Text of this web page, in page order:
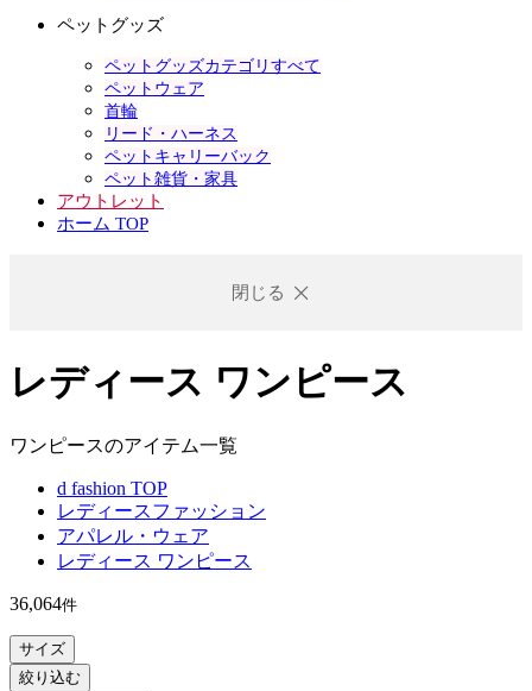
ペットグッズ
ペットグッズカテゴリすべて
ペットウェア
首輪
リード・ハーネス
ペットキャリーバック
ペット雑貨・家具
アウトレット
ホーム TOP
閉じる
レディース ワンピース
ワンピースのアイテム一覧
d fashion TOP
レディースファッション
アパレル・ウェア
レディース ワンピース
36,064件
サイズ
絞り込む